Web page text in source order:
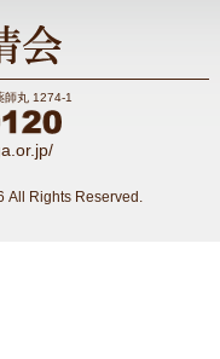
師丸 1274-1
All Rights Reserved.